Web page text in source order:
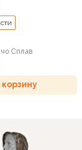
Сплав
корзину